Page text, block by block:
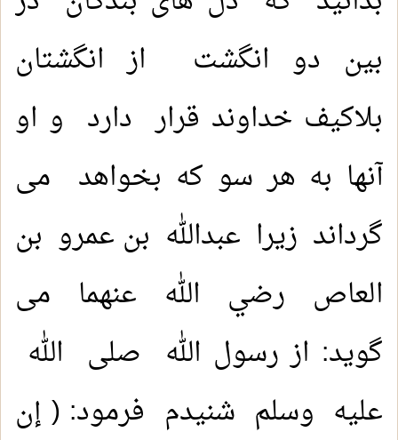
بین دو انگشت از انگشتان
بلاکیف خداوند قرار دارد و او
آنها به هر سو که بخواهد می
گرداند زیرا عبدالله بن عمرو بن
العاص رضي الله عنهما می
گوید: از رسول الله صلى الله
عليه وسلم شنیدم فرمود: ( إن